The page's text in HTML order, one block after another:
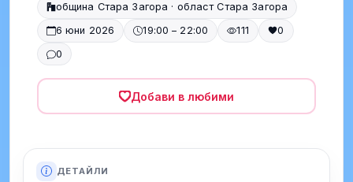
община Стара Загора · област Стара Загора
6 юни 2026
19:00 – 22:00 111
0
0
Добави в любими
ДЕТАЙЛИ